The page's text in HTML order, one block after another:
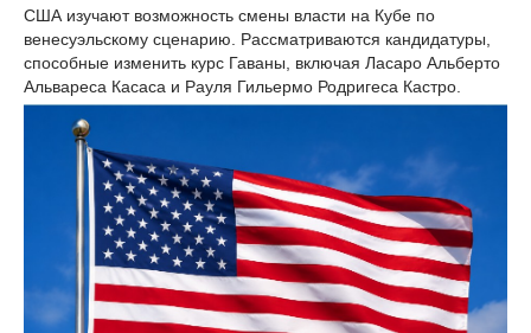
США изучают возможность смены власти на Кубе по
венесуэльскому сценарию. Рассматриваются кандидатуры,
способные изменить курс Гаваны, включая Ласаро Альберто
Альвареса Касаса и Рауля Гильермо Родригеса Кастро.